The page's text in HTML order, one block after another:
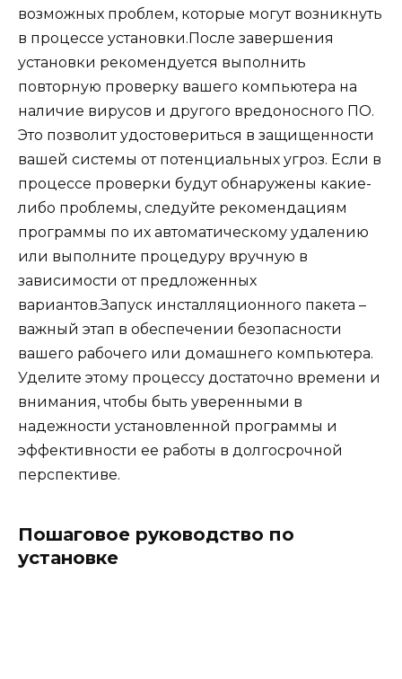
возможных проблем, которые могут возникнуть
в процессе установки.После завершения
установки рекомендуется выполнить
повторную проверку вашего компьютера на
наличие вирусов и другого вредоносного ПО.
Это позволит удостовериться в защищенности
вашей системы от потенциальных угроз. Если в
процессе проверки будут обнаружены какие-
либо проблемы, следуйте рекомендациям
программы по их автоматическому удалению
или выполните процедуру вручную в
зависимости от предложенных
вариантов.Запуск инсталляционного пакета –
важный этап в обеспечении безопасности
вашего рабочего или домашнего компьютера.
Уделите этому процессу достаточно времени и
внимания, чтобы быть уверенными в
надежности установленной программы и
эффективности ее работы в долгосрочной
перспективе.
Пошаговое руководство по
установке